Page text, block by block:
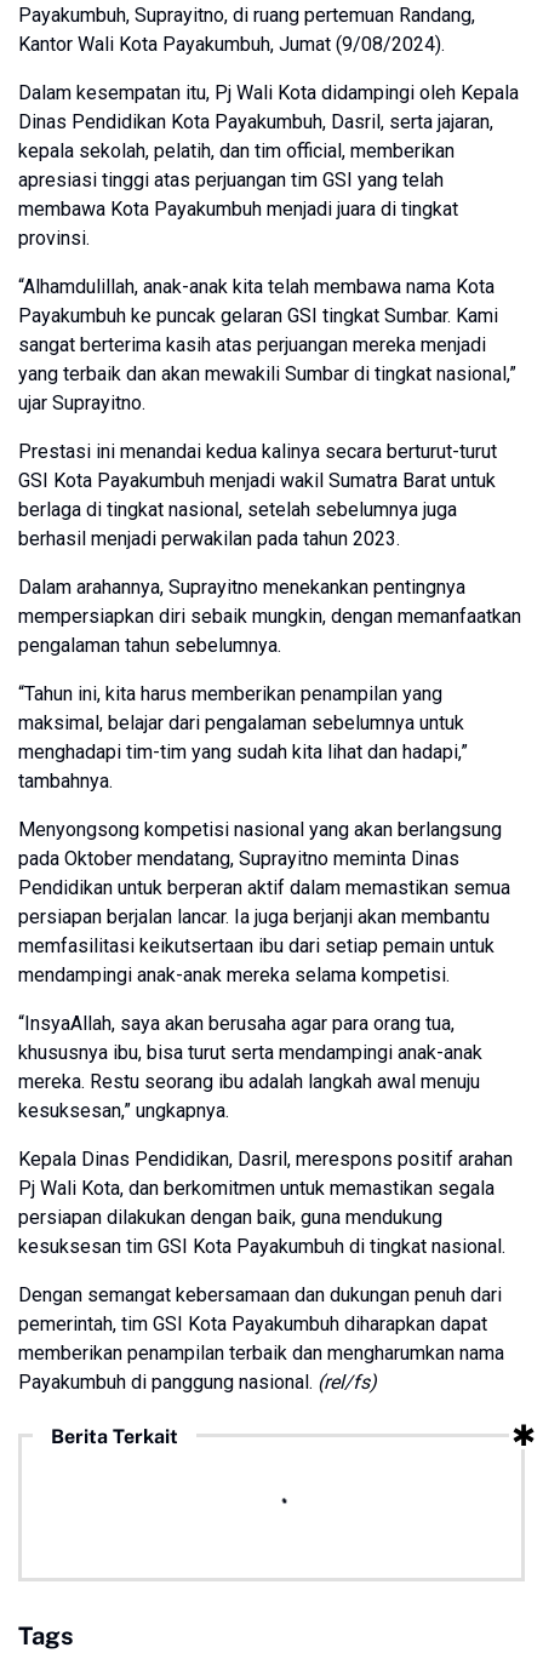
Payakumbuh, Suprayitno, di ruang pertemuan Randang,
Kantor Wali Kota Payakumbuh, Jumat (9/08/2024).
Dalam kesempatan itu, Pj Wali Kota didampingi oleh Kepala
Dinas Pendidikan Kota Payakumbuh, Dasril, serta jajaran,
kepala sekolah, pelatih, dan tim official, memberikan
apresiasi tinggi atas perjuangan tim GSI yang telah
membawa Kota Payakumbuh menjadi juara di tingkat
provinsi.
“Alhamdulillah, anak-anak kita telah membawa nama Kota
Payakumbuh ke puncak gelaran GSI tingkat Sumbar. Kami
sangat berterima kasih atas perjuangan mereka menjadi
yang terbaik dan akan mewakili Sumbar di tingkat nasional,”
ujar Suprayitno.
Prestasi ini menandai kedua kalinya secara berturut-turut
GSI Kota Payakumbuh menjadi wakil Sumatra Barat untuk
berlaga di tingkat nasional, setelah sebelumnya juga
berhasil menjadi perwakilan pada tahun 2023.
Dalam arahannya, Suprayitno menekankan pentingnya
mempersiapkan diri sebaik mungkin, dengan memanfaatkan
pengalaman tahun sebelumnya.
“Tahun ini, kita harus memberikan penampilan yang
maksimal, belajar dari pengalaman sebelumnya untuk
menghadapi tim-tim yang sudah kita lihat dan hadapi,”
tambahnya.
Menyongsong kompetisi nasional yang akan berlangsung
pada Oktober mendatang, Suprayitno meminta Dinas
Pendidikan untuk berperan aktif dalam memastikan semua
persiapan berjalan lancar. Ia juga berjanji akan membantu
memfasilitasi keikutsertaan ibu dari setiap pemain untuk
mendampingi anak-anak mereka selama kompetisi.
“InsyaAllah, saya akan berusaha agar para orang tua,
khususnya ibu, bisa turut serta mendampingi anak-anak
mereka. Restu seorang ibu adalah langkah awal menuju
kesuksesan,” ungkapnya.
Kepala Dinas Pendidikan, Dasril, merespons positif arahan
Pj Wali Kota, dan berkomitmen untuk memastikan segala
persiapan dilakukan dengan baik, guna mendukung
kesuksesan tim GSI Kota Payakumbuh di tingkat nasional.
Dengan semangat kebersamaan dan dukungan penuh dari
pemerintah, tim GSI Kota Payakumbuh diharapkan dapat
memberikan penampilan terbaik dan mengharumkan nama
Payakumbuh di panggung nasional. (rel/fs)
Berita Terkait
Tags